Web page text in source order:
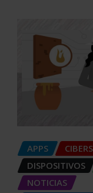
APPS
DISPOSITIVOS
NOTICIAS